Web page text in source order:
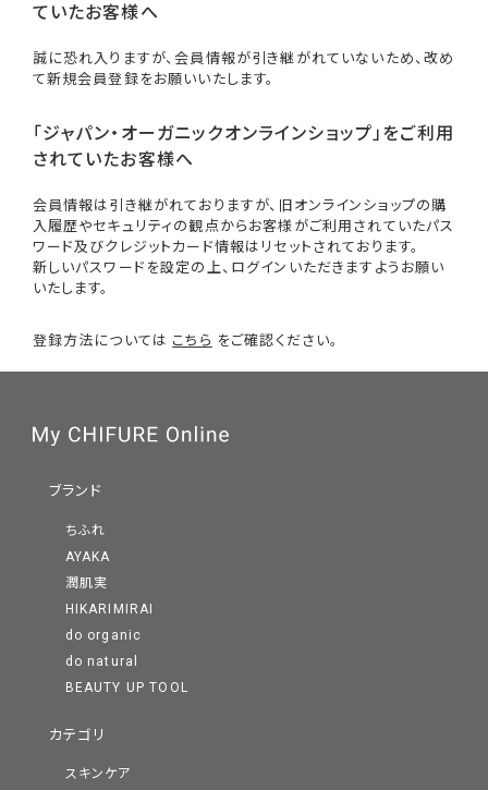
ていたお客様へ
誠に恐れ入りますが、会員情報が引き継がれていないため、改め
て新規会員登録をお願いいたします。
「ジャパン・オーガニックオンラインショップ」をご利用
されていたお客様へ
会員情報は引き継がれておりますが、旧オンラインショップの購
入履歴やセキュリティの観点からお客様がご利用されていたパス
ワード及びクレジットカード情報はリセットされております。
新しいパスワードを設定の上、ログインいただきますようお願い
いたします。
登録方法については こちら をご確認ください。
ブランド
ちふれ
AYAKA
潤肌実
HIKARIMIRAI
do organic
do natural
BEAUTY UP TOOL
カテゴリ
スキンケア